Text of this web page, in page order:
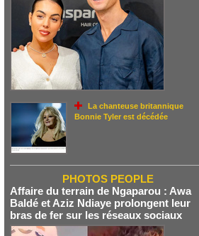
La chanteuse britannique
Bonnie Tyler est décédée
PHOTOS PEOPLE
Affaire du terrain de Ngaparou : Awa
Baldé et Aziz Ndiaye prolongent leur
bras de fer sur les réseaux sociaux